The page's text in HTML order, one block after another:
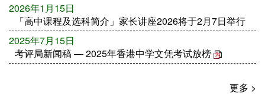
2026年1月15日
「高中课程及选科简介」家长讲座2026将于2月7日举行
2025年7月15日
考评局新闻稿 — 2025年香港中学文凭考试放榜
更多 >